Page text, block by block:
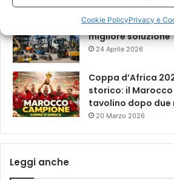
Cookie PolicyPrivacy e
Noleggio mezzi di
migliore soluzione
24 Aprile 2026
Coppa d’Africa
storico: il
tavolino dopo due
20 Marzo 2026
Leggi anche